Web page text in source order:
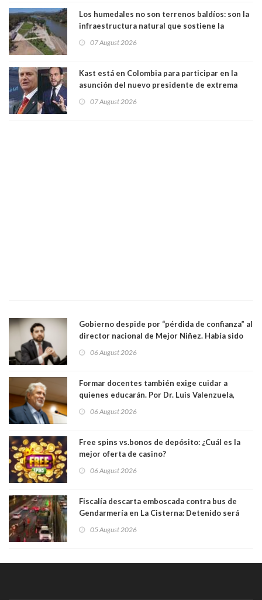
Los humedales no son terrenos baldíos: son la
infraestructura natural que sostiene la
07 August 2026
Kast está en Colombia para participar en la
asunción del nuevo presidente de extrema
07 August 2026
Gobierno despide por “pérdida de confianza” al
director nacional de Mejor Niñez. Había sido
06 August 2026
Formar docentes también exige cuidar a
quienes educarán. Por Dr. Luis Valenzuela,
Académicos U. Católica Silva Henríquez
06 August 2026
Free spins vs.bonos de depósito: ¿Cuál es la
mejor oferta de casino?
06 August 2026
Fiscalía descarta emboscada contra bus de
Gendarmería en La Cisterna: Detenido será
05 August 2026